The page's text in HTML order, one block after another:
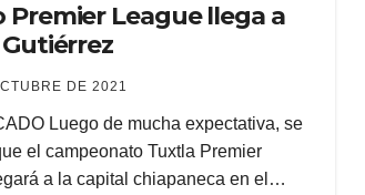
Premier League llega a
DE 2021
Luego de mucha expectativa, se
el campeonato Tuxtla Premier
a la capital chiapaneca en el…